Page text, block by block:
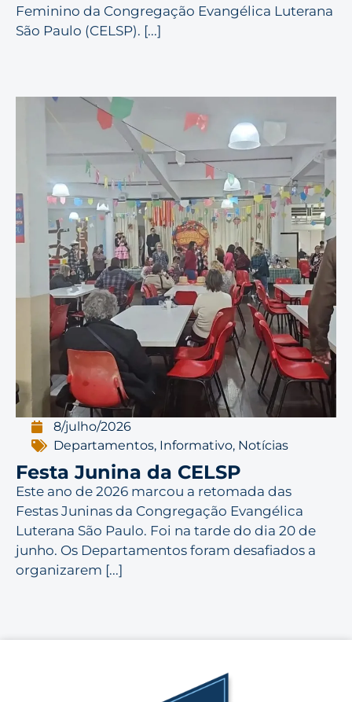
Feminino da Congregação Evangélica Luterana
São Paulo (CELSP). [...]
8/julho/2026
Departamentos, Informativo, Notícias
Festa Junina da CELSP
Este ano de 2026 marcou a retomada das
Festas Juninas da Congregação Evangélica
Luterana São Paulo. Foi na tarde do dia 20 de
junho. Os Departamentos foram desafiados a
organizarem [...]